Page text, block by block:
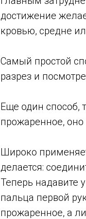
достижение
кровью, средне
Самый простой
разрез и
Еще один способ,
прожаренное, оно
Широко
делается:
Теперь надавите
пальца первой
прожаренное, а